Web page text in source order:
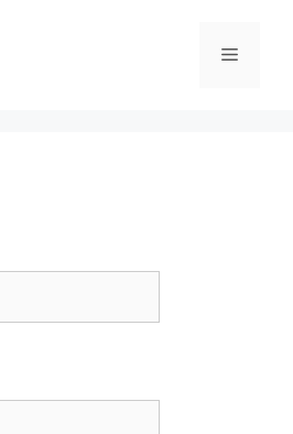
Menu